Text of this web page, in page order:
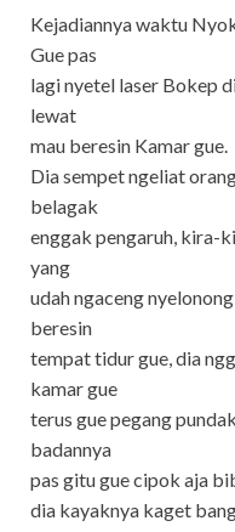
Kejadiannya waktu
Gue pas
lagi nyetel laser Bokep
lewat
mau beresin Kamar gue.
Dia sempet ngeliat
belagak
enggak pengaruh, kira-
yang
udah ngaceng
beresin
tempat tidur gue, dia
kamar gue
terus gue pegang
badannya
pas gitu gue cipok aja
dia kayaknya kaget